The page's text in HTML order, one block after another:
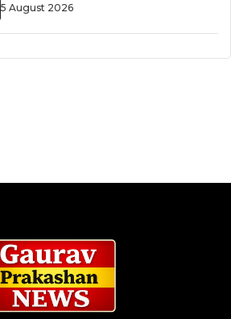
5 August 2026